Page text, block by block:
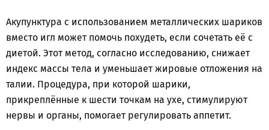
Акупунктура с использованием металлических шариков
вместо игл может помочь похудеть, если сочетать её с
диетой. Этот метод, согласно исследованию, снижает
индекс массы тела и уменьшает жировые отложения на
талии. Процедура, при которой шарики,
прикреплённые к шести точкам на ухе, стимулируют
нервы и органы, помогает регулировать аппетит.